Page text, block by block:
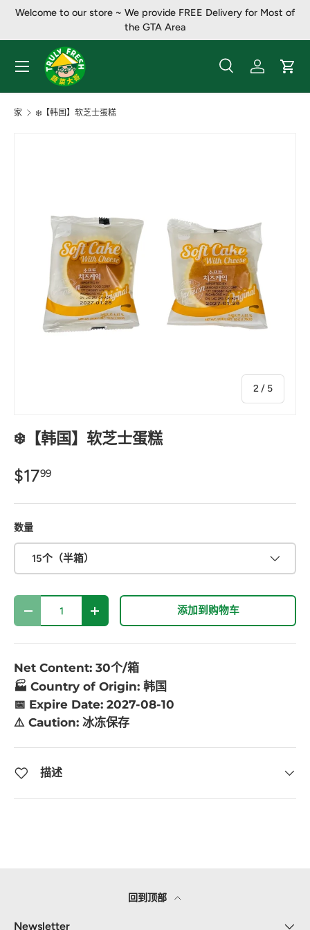
Welcome to our store ~ We provide FREE Delivery for Most of
the GTA Area
搜索
产品类别
搜索 登录 大车
菜单
家 ❄️【韩国】软芝士蛋糕
2/ 的
5
❄️【韩国】软芝士蛋糕
$1799
数量
15个（半箱）
数量
- + 添加到购物车
Net Content: 30个/箱
🏭 Country of Origin: 韩国
📅 Expire Date: 2027-08-10
⚠️ Caution: 冰冻保存
描述
回到顶部
Newsletter